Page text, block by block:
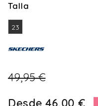
Talla
23
49,95 €
Desde 46,00 €